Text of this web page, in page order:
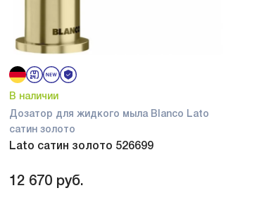
В наличии
Дозатор для жидкого мыла Blanco Lato
сатин золото
Lato сатин золото 526699
12 670 руб.